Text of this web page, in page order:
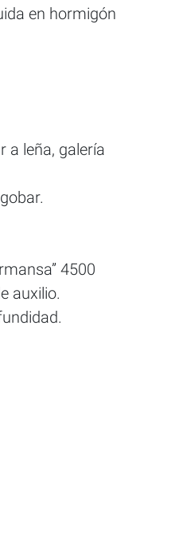
en hormigón
a leña, galería
4500
auxilio.